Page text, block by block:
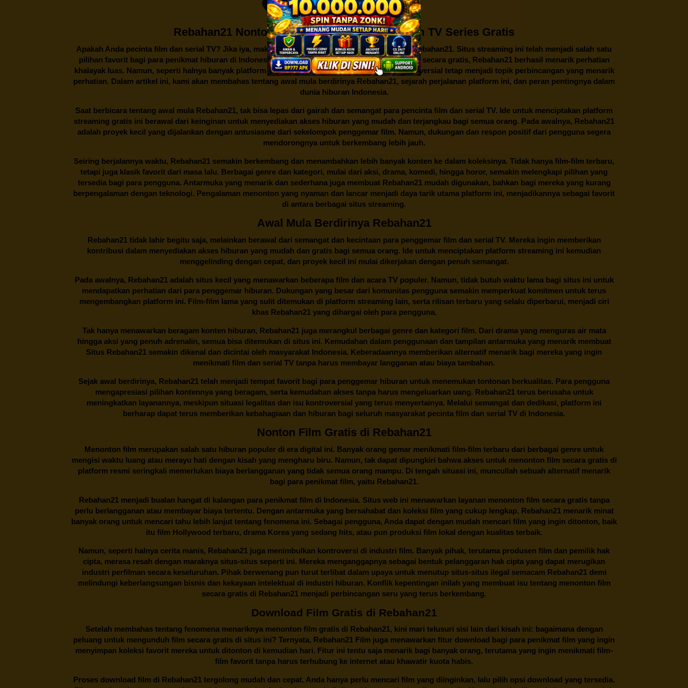
Rebahan21 Nonton & Download Streaming Film TV Series Gratis
Apakah Anda pecinta film dan serial TV? Jika iya, maka Anda mungkin tidak asing lagi denganRebahan21. Situs streaming ini telah menjadi salah satu
pilihan favorit bagi para penikmat hiburan di Indonesia. Menawarkan beragam film dan serial TV secara gratis, Rebahan21berhasil menarik perhatian
khalayak luas. Namun, seperti halnya banyak platform streaming lainnya, legalitas dan isu kontroversial tetap menjadi topik perbincangan yang menarik
perhatian. Dalam artikel ini, kami akan membahas tentang awal mula berdirinya Rebahan21, sejarah perjalanan platform ini, dan peran pentingnya dalam
dunia hiburan Indonesia.
Saat berbicara tentang awal mula Rebahan21, tak bisa lepas dari gairah dan semangat para pencinta film dan serial TV. Ide untuk menciptakan platform
streaming gratis ini berawal dari keinginan untuk menyediakan akses hiburan yang mudah dan terjangkau bagi semua orang. Pada awalnya, Rebahan21
adalah proyek kecil yang dijalankan dengan antusiasme dari sekelompok penggemar film. Namun, dukungan dan respon positif dari pengguna segera
mendorongnya untuk berkembang lebih jauh.
Seiring berjalannya waktu, Rebahan21 semakin berkembang dan menambahkan lebih banyak konten ke dalam koleksinya. Tidak hanya film-film terbaru,
tetapi juga klasik favorit dari masa lalu. Berbagai genre dan kategori, mulai dari aksi, drama, komedi, hingga horor, semakin melengkapi pilihan yang
tersedia bagi para pengguna. Antarmuka yang menarik dan sederhana juga membuatRebahan21mudah digunakan, bahkan bagi mereka yang kurang
berpengalaman dengan teknologi. Pengalaman menonton yang nyaman dan lancar menjadi daya tarik utama platform ini, menjadikannya sebagai favorit
di antara berbagai situs streaming.
Awal Mula Berdirinya Rebahan21
Rebahan21tidak lahir begitu saja, melainkan berawal dari semangat dan kecintaan para penggemar film dan serial TV. Mereka ingin memberikan
kontribusi dalam menyediakan akses hiburan yang mudah dan gratis bagi semua orang. Ide untuk menciptakan platform streaming ini kemudian
menggelinding dengan cepat, dan proyek kecil ini mulai dikerjakan dengan penuh semangat.
Pada awalnya, Rebahan21adalah situs kecil yang menawarkan beberapa film dan acara TV populer. Namun, tidak butuh waktu lama bagi situs ini untuk
mendapatkan perhatian dari para penggemar hiburan. Dukungan yang besar dari komunitas pengguna semakin memperkuat komitmen untuk terus
mengembangkan platform ini. Film-film lama yang sulit ditemukan di platform streaming lain, serta rilisan terbaru yang selalu diperbarui, menjadi ciri
khas Rebahan21yang dihargai oleh para pengguna.
Tak hanya menawarkan beragam konten hiburan, Rebahan21 juga merangkul berbagai genre dan kategori film. Dari drama yang menguras air mata
hingga aksi yang penuh adrenalin, semua bisa ditemukan di situs ini. Kemudahan dalam penggunaan dan tampilan antarmuka yang menarik membuat
Situs Rebahan21 semakin dikenal dan dicintai oleh masyarakat Indonesia. Keberadaannya memberikan alternatif menarik bagi mereka yang ingin
menikmati film dan serial TV tanpa harus membayar langganan atau biaya tambahan.
Sejak awal berdirinya, Rebahan21 telah menjadi tempat favorit bagi para penggemar hiburan untuk menemukan tontonan berkualitas. Para pengguna
mengapresiasi pilihan kontennya yang beragam, serta kemudahan akses tanpa harus mengeluarkan uang. Rebahan21terus berusaha untuk
meningkatkan layanannya, meskipun situasi legalitas dan isu kontroversial yang terus menyertainya. Melalui semangat dan dedikasi, platform ini
berharap dapat terus memberikan kebahagiaan dan hiburan bagi seluruh masyarakat pecinta film dan serial TV di Indonesia.
Nonton Film Gratis di Rebahan21
Menonton film merupakan salah satu hiburan populer di era digital ini. Banyak orang gemar menikmati film-film terbaru dari berbagai genre untuk
mengisi waktu luang atau merayu hati dengan kisah yang mengharu biru. Namun, tak dapat dipungkiri bahwa akses untuk menonton film secara gratis di
platform resmi seringkali memerlukan biaya berlangganan yang tidak semua orang mampu. Di tengah situasi ini, muncullah sebuah alternatif menarik
bagi para penikmat film, yaitu Rebahan21.
Rebahan21menjadi bualan hangat di kalangan para penikmat film di Indonesia. Situs web ini menawarkan layanan menonton film secara gratis tanpa
perlu berlangganan atau membayar biaya tertentu. Dengan antarmuka yang bersahabat dan koleksi film yang cukup lengkap, Rebahan21menarik minat
banyak orang untuk mencari tahu lebih lanjut tentang fenomena ini. Sebagai pengguna, Anda dapat dengan mudah mencari film yang ingin ditonton, baik
itu film Hollywood terbaru, drama Korea yang sedang hits, atau pun produksi film lokal dengan kualitas terbaik.
Namun, seperti halnya cerita manis, Rebahan21 juga menimbulkan kontroversi di industri film. Banyak pihak, terutama produsen film dan pemilik hak
cipta, merasa resah dengan maraknya situs-situs seperti ini. Mereka menganggapnya sebagai bentuk pelanggaran hak cipta yang dapat merugikan
industri perfilman secara keseluruhan. Pihak berwenang pun turut terlibat dalam upaya untuk menutup situs-situs ilegal semacam Rebahan21 demi
melindungi keberlangsungan bisnis dan kekayaan intelektual di industri hiburan. Konflik kepentingan inilah yang membuat isu tentang menonton film
secara gratis di Rebahan21 menjadi perbincangan seru yang terus berkembang.
Download Film Gratis di Rebahan21
Setelah membahas tentang fenomena menariknya menonton film gratis di Rebahan21, kini mari telusuri sisi lain dari kisah ini: bagaimana dengan
peluang untuk mengunduh film secara gratis di situs ini? Ternyata, Rebahan21 Film juga menawarkan fitur download bagi para penikmat film yang ingin
menyimpan koleksi favorit mereka untuk ditonton di kemudian hari. Fitur ini tentu saja menarik bagi banyak orang, terutama yang ingin menikmati film-
film favorit tanpa harus terhubung ke internet atau khawatir kuota habis.
Proses download film di Rebahan21 tergolong mudah dan cepat. Anda hanya perlu mencari film yang diinginkan, lalu pilih opsi download yang tersedia.